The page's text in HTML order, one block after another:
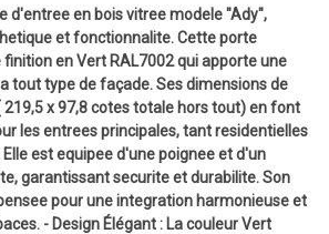
d'entree en bois vitree modele "Ady",
et fonctionnalite. Cette porte
en Vert RAL7002 qui apporte une
tout type de façade. Ses dimensions de
219,5 x 97,8 cotes totale hors tout) en font
les entrees principales, tant residentielles
est equipee d'une poignee et d'un
garantissant securite et durabilite. Son
pour une integration harmonieuse et
- Design Élégant : La couleur Vert